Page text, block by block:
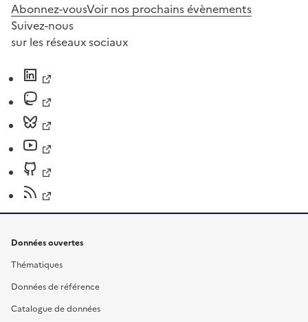
Abonnez-vousVoir nos prochains évènements
Suivez-nous
sur les réseaux sociaux
Données ouvertes
Thématiques
Données de référence
Catalogue de données